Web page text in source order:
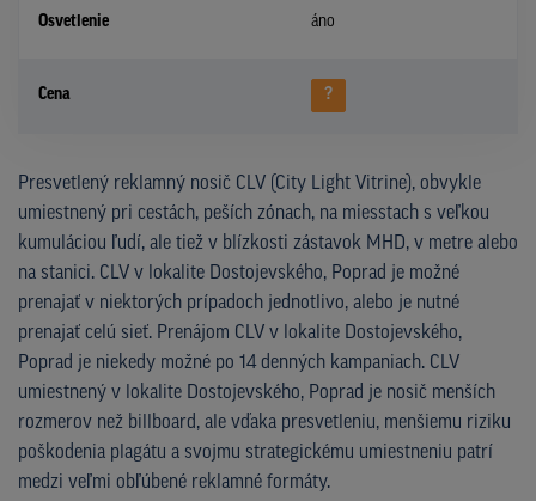
Osvetlenie áno
Cena ?
Presvetlený reklamný nosič CLV (City Light Vitrine), obvykle
umiestnený pri cestách, peších zónach, na miesstach s veľkou
kumuláciou ľudí, ale tiež v blízkosti zástavok MHD, v metre alebo
na stanici. CLV v lokalite Dostojevského, Poprad je možné
prenajať v niektorých prípadoch jednotlivo, alebo je nutné
prenajať celú sieť. Prenájom CLV v lokalite Dostojevského,
Poprad je niekedy možné po 14 denných kampaniach. CLV
umiestnený v lokalite Dostojevského, Poprad je nosič menších
rozmerov než billboard, ale vďaka presvetleniu, menšiemu riziku
poškodenia plagátu a svojmu strategickému umiestneniu patrí
medzi veľmi obľúbené reklamné formáty.